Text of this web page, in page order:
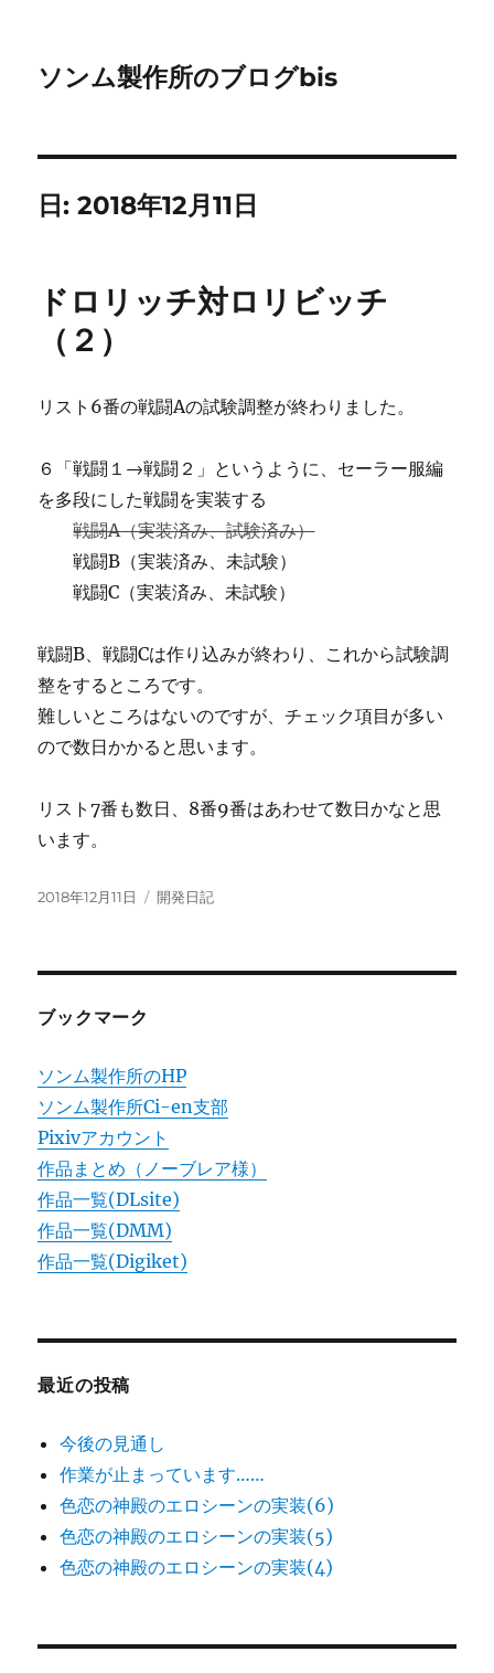
ソンム製作所のブログbis
日:2018年12月11日
ドロリッチ対ロリビッチ
（２）
リスト6番の戦闘Aの試験調整が終わりました。
６「戦闘１→戦闘２」というように、セーラー服編
を多段にした戦闘を実装する
戦闘A（実装済み、試験済み）
戦闘B（実装済み、未試験）
戦闘C（実装済み、未試験）
戦闘B、戦闘Cは作り込みが終わり、これから試験調
整をするところです。
難しいところはないのですが、チェック項目が多い
ので数日かかると思います。
リスト7番も数日、8番9番はあわせて数日かなと思
います。
投
2018年12月11日
カ
開発日記
ブックマーク
ソンム製作所のHP
ソンム製作所Ci-en支部
Pixivアカウント
作品まとめ（ノーブレア様）
作品一覧(DLsite)
作品一覧(DMM)
作品一覧(Digiket)
最近の投稿
今後の見通し
作業が止まっています……
色恋の神殿のエロシーンの実装(6)
色恋の神殿のエロシーンの実装(5)
色恋の神殿のエロシーンの実装(4)